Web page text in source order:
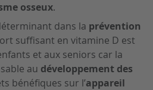
osseux.
dans la prévention
suffisant en vitamine D est
et aux seniors car la
au développement des
bénéfiques sur l’appareil